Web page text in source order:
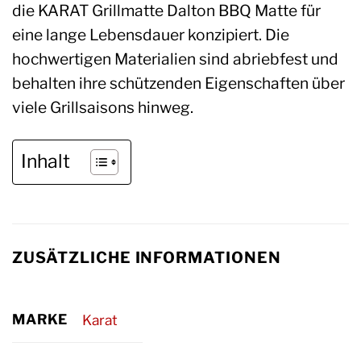
die KARAT Grillmatte Dalton BBQ Matte für
eine lange Lebensdauer konzipiert. Die
hochwertigen Materialien sind abriebfest und
behalten ihre schützenden Eigenschaften über
viele Grillsaisons hinweg.
Inhalt
ZUSÄTZLICHE INFORMATIONEN
MARKE Karat